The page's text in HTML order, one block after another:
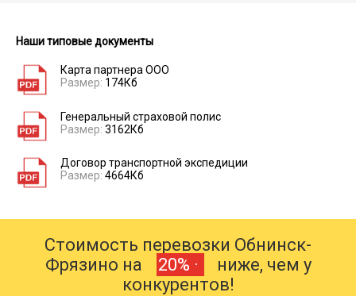
Наши типовые документы
Карта партнера ООО
Размер: 174Кб
Генеральный страховой полис
Размер: 3162Кб
Договор транспортной экспедиции
Размер: 4664Кб
Стоимость перевозки Обнинск-
Фрязино на
20% ·
ниже, чем у
конкурентов!